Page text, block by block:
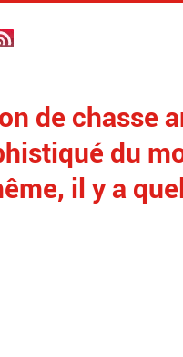
de chasse
du
il y a